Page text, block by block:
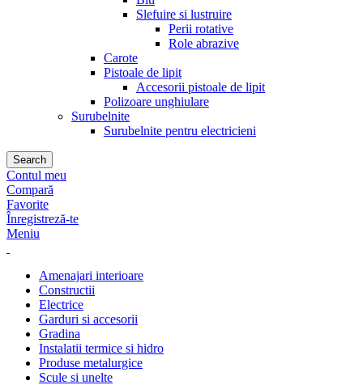
Slefuire si lustruire
Perii rotative
Role abrazive
Carote
Pistoale de lipit
Accesorii pistoale de lipit
Polizoare unghiulare
Surubelnite
Surubelnite pentru electricieni
Search
Contul meu
Compară
Favorite
Înregistreză-te
Meniu
Amenajari interioare
Constructii
Electrice
Garduri si accesorii
Gradina
Instalatii termice si hidro
Produse metalurgice
Scule si unelte